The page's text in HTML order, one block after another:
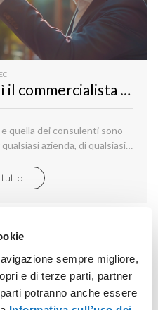
sempre migliore,
e di terze parti, partner
potranno anche essere
Supervisore360: così il commercialista gestisce PEC e fatture su Aruba
quella dei consulenti sono
azienda, di qualsiasi
tutto